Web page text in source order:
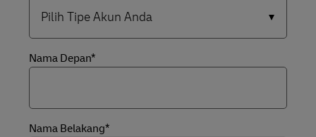
Nama Depan*
Nama Belakang*